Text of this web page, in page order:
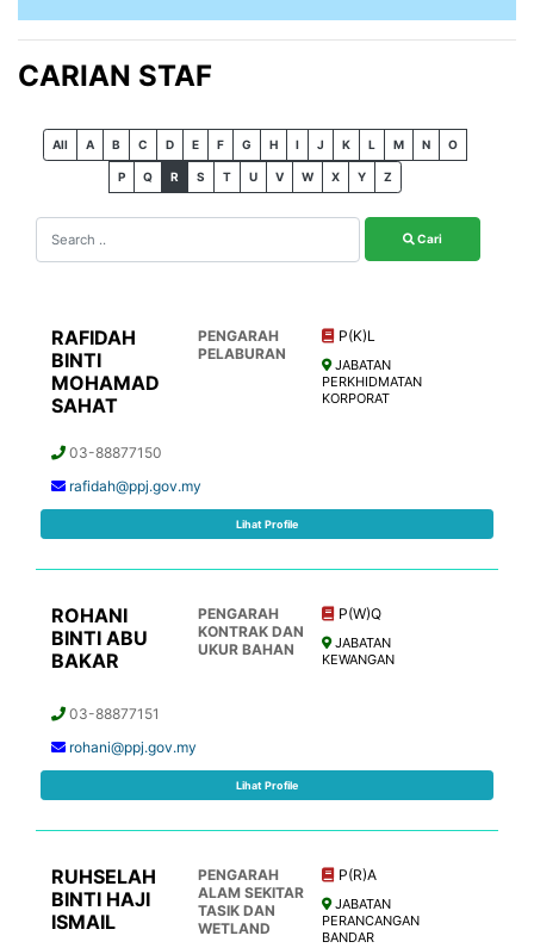
CARIAN STAF
All A B C D E F G H I J K L M N O
P Q R S T U V W X Y Z
Cari
RAFIDAH
BINTI
MOHAMAD
SAHAT
PENGARAH
PELABURAN
P(K)L
JABATAN
PERKHIDMATAN
KORPORAT
03-88877150
rafidah@ppj.gov.my
Lihat Profile
ROHANI
BINTI ABU
BAKAR
PENGARAH
KONTRAK DAN
UKUR BAHAN
P(W)Q
JABATAN
KEWANGAN
03-88877151
rohani@ppj.gov.my
Lihat Profile
RUHSELAH
BINTI HAJI
ISMAIL
PENGARAH
ALAM SEKITAR
TASIK DAN
WETLAND
P(R)A
JABATAN
PERANCANGAN
BANDAR